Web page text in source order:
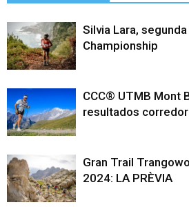
Silvia Lara,
Championship
CCC® UTMB Mont
resultados
Gran Trail
2024: LA PRÈVIA